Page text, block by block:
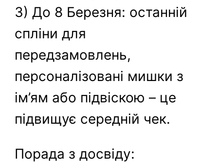
3) До 8 Березня: останній
спліни для
передзамовлень,
персоналізовані мишки з
ім’ям або підвіскою – це
підвищує середній чек.
Порада з досвіду: